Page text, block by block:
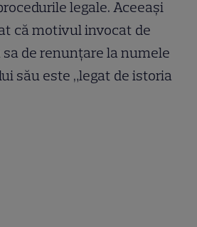
legale. Aceeași
că motivul invocat de
de renunțare la numele
său este „legat de istoria